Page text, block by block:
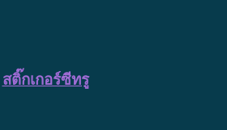
สติ๊กเกอร์ซีทรู